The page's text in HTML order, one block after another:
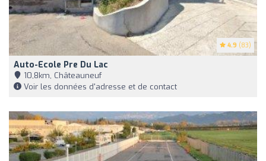
4.9 (83)
Auto-Ecole Pre Du Lac
10,8km, Châteauneuf
Voir les données d'adresse et de contact